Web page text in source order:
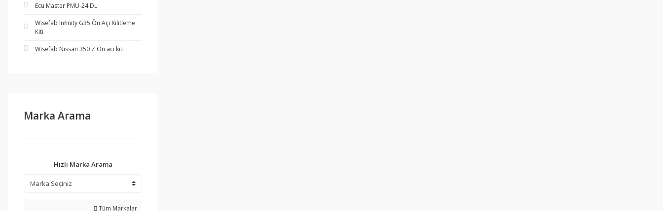
Ecu Master PMU-24 DL
Wisefab Infinity G35 Ön Açı Kilitleme
Kiti
Wisefab Nissan 350 Z On aci kiti
Marka Arama
Hızlı Marka Arama
Tüm Markalar